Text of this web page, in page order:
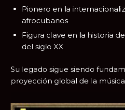
Pionero en la
afrocubanos
Figura clave en la historia
del siglo XX
Su legado sigue siendo
proyección global de la